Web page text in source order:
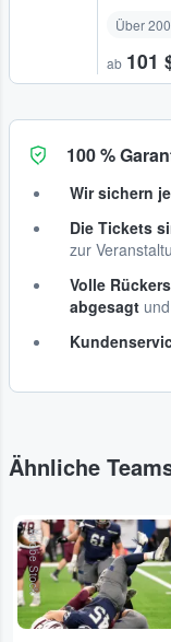
Über
ab 101
100 %
Wir sichern
Die Tickets
zur
Volle
abgesagt
Ähnliche
Adobe Stock